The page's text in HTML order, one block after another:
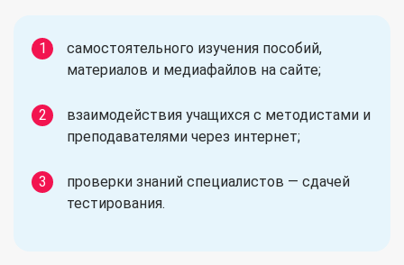
самостоятельного изучения пособий,
материалов и медиафайлов на сайте;
взаимодействия учащихся с методистами и
преподавателями через интернет;
проверки знаний специалистов — сдачей
тестирования.